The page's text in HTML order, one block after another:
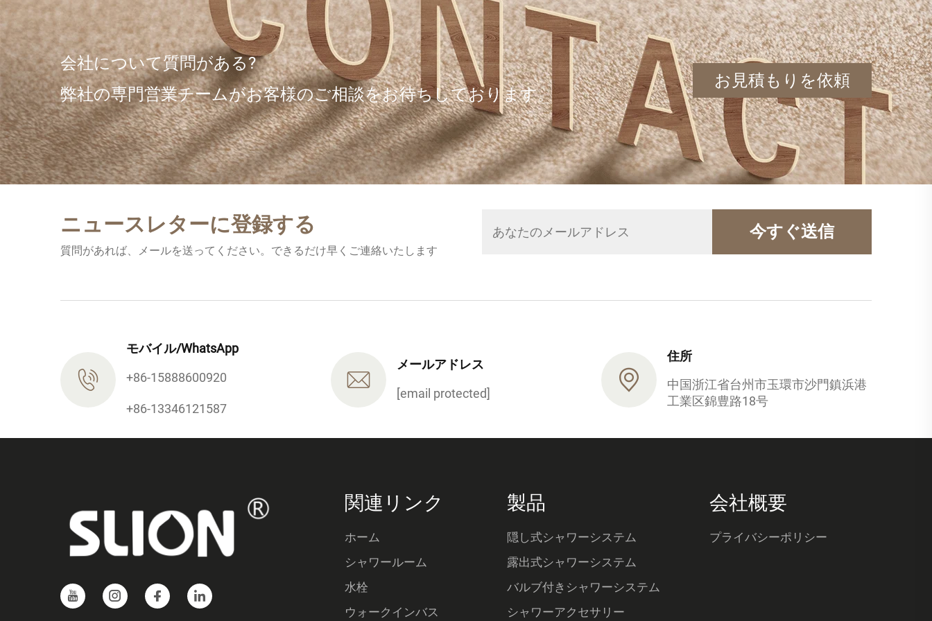
会社について質問がある?
弊社の専門営業チームがお客様のご相談をお待ちしております。
お見積もりを依頼
ニュースレターに登録する
質問があれば、メールを送ってください。できるだけ早くご連絡いたします
今すぐ送信
モバイル/WhatsApp
+86-15888600920
+86-13346121587
メールアドレス
[email protected]
住所
中国浙江省台州市玉環市沙門鎮浜港
工業区錦豊路18号
関連リンク
ホーム
シャワールーム
水栓
ウォークインバス
製品
隠し式シャワーシステム
露出式シャワーシステム
バルブ付きシャワーシステム
シャワーアクセサリー
会社概要
プライバシーポリシー